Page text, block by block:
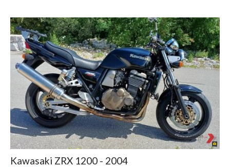
Kawasaki ZRX 1200 - 2004